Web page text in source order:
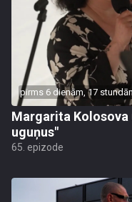
pirms 6 dienām, 17
Margarita Kolosova
uguņus"
65. epizode